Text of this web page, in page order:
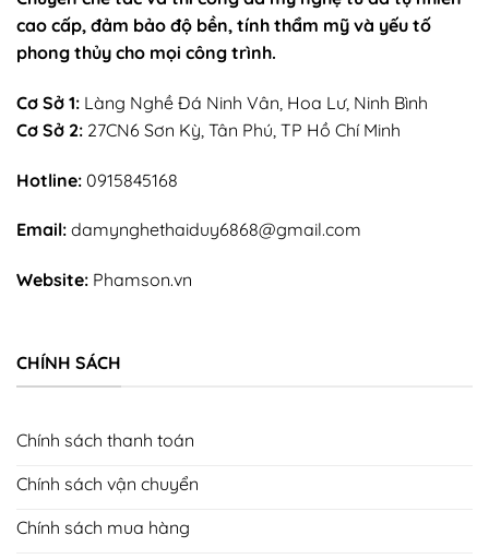
cao cấp, đảm bảo độ bền, tính thẩm mỹ và yếu tố
phong thủy cho mọi công trình.
Cơ Sở 1: Làng Nghề Đá Ninh Vân, Hoa Lư, Ninh Bình
Cơ Sở 2: 27CN6 Sơn Kỳ, Tân Phú, TP Hồ Chí Minh
Hotline: 0915845168
Email: damynghethaiduy6868@gmail.com
Website: Phamson.vn
CHÍNH SÁCH
Chính sách thanh toán
Chính sách vận chuyển
Chính sách mua hàng